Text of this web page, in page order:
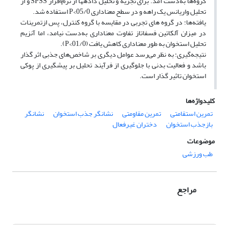
تحلیل واریانس یک راهه و در سطح معناداری 05/0>P استفاده شد.
یافته‌ها: در گروه های تجربی در مقایسه با گروه کنترل، پس ازتمرینات
در میزان آلکاتین فسفاتاز تفاوت معناداری به‌دست ‌نیامد، اما آنزیم
تحلیل استخوان به طور معناداری کاهش یافت (01/0>P).
نتیجه‌گیری: به نظر می‌رسد عوامل دیگری بر شاخص‌های جذبی اثر گذار
باشد و فعالیت بدنی با جلوگیری از فرآیند تحلیل بر پیشگیری از پوکی
استخوان تاثیر گذار است.
کلیدواژه‌ها
تمرین استقامتی
تمرین مقاومتی نشانگر جذب استخوان نشانگر
بازجذب استخوان
دختران غیرفعال
موضوعات
طب ورزشی
مراجع